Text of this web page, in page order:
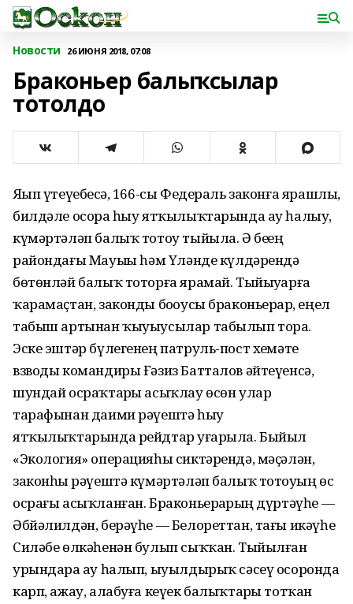
Новости 26 ИЮНЯ 2018, 07:08
Браконьер балыҡсылар
тотолдо
Яҙып үтеүебеҙсә, 166-сы Федераль законға ярашлы,
билдәле осорҙа һыу ятҡылыҡтарында ау һалыу,
күмәртәләп балыҡ тотоу тыйыла. Ә беҙҙең
райондағы Мауыҙҙы һәм Үләнде күлдәрендә
бөтөнләй балыҡ тоторға ярамай. Тыйыуҙарға
ҡарамаҫтан, законды боҙоусы браконьерҙар, еңел
табыш артынан ҡыуыусылар табылып тора.
Эске эштәр бүлегенең патруль-пост хеҙмәте
взводы командиры Ғәзиз Батталов әйтеүенсә,
шундай осраҡтарҙы асыҡлау өсөн улар
тарафынан даими рәүештә һыу
ятҡылыҡтарында рейдтар уҙғарыла. Быйыл
«Экология» операцияһы сиктәрендә, мәҫәлән,
законһыҙ рәүештә күмәртәләп балыҡ тотоуҙың өс
осрағы асыҡланған. Браконьерҙарҙың дүртәүһе —
Әбйәлилдән, берәүһе — Белореттан, тағы икәүһе
Силәбе өлкәһенән булып сыҡҡан. Тыйылған
урындарҙа ау һалып, ыуылдырыҡ сәсеү осоронда
карп, ажау, алабуға кеүек балыҡтарҙы тотҡан